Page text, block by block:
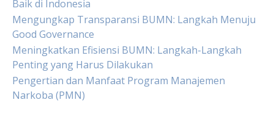
Baik di Indonesia
Mengungkap Transparansi BUMN: Langkah Menuju
Good Governance
Meningkatkan Efisiensi BUMN: Langkah-Langkah
Penting yang Harus Dilakukan
Pengertian dan Manfaat Program Manajemen
Narkoba (PMN)